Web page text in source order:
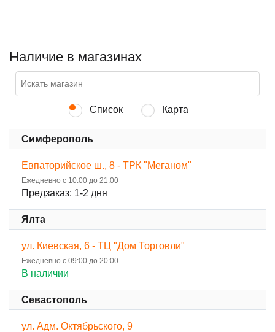
Наличие в магазинах
Список Карта
Симферополь
Евпаторийское ш., 8 - ТРК "Меганом"
Ежедневно с 10:00 до 21:00
Предзаказ: 1-2 дня
Ялта
ул. Киевская, 6 - ТЦ "Дом Торговли"
Ежедневно с 09:00 до 20:00
В наличии
Севастополь
ул. Адм. Октябрьского, 9